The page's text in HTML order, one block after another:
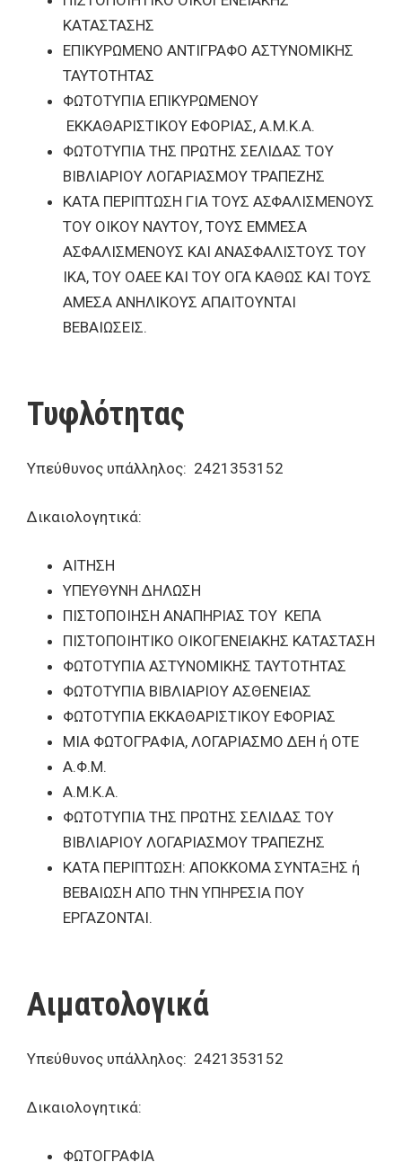
ΚΑΤΑΣΤΑΣΗΣ
ΕΠΙΚΥΡΩΜΕΝΟ ΑΝΤΙΓΡΑΦΟ ΑΣΤΥΝΟΜΙΚΗΣ
ΤΑΥΤΟΤΗΤΑΣ
ΦΩΤΟΤΥΠΙΑ ΕΠΙΚΥΡΩΜΕΝΟΥ
ΕΚΚΑΘΑΡΙΣΤΙΚΟΥ ΕΦΟΡΙΑΣ, Α.Μ.Κ.Α.
ΦΩΤΟΤΥΠΙΑ ΤΗΣ ΠΡΩΤΗΣ ΣΕΛΙΔΑΣ ΤΟΥ
ΒΙΒΛΙΑΡΙΟΥ ΛΟΓΑΡΙΑΣΜΟΥ ΤΡΑΠΕΖΗΣ
ΚΑΤΑ ΠΕΡΙΠΤΩΣΗ ΓΙΑ ΤΟΥΣ ΑΣΦΑΛΙΣΜΕΝΟΥΣ
ΤΟΥ ΟΙΚΟΥ ΝΑΥΤΟΥ, ΤΟΥΣ ΕΜΜΕΣΑ
ΑΣΦΑΛΙΣΜΕΝΟΥΣ ΚΑΙ ΑΝΑΣΦΑΛΙΣΤΟΥΣ ΤΟΥ
ΙΚΑ, ΤΟΥ ΟΑΕΕ ΚΑΙ ΤΟΥ ΟΓΑ ΚΑΘΩΣ ΚΑΙ ΤΟΥΣ
ΑΜΕΣΑ ΑΝΗΛΙΚΟΥΣ ΑΠΑΙΤΟΥΝΤΑΙ
ΒΕΒΑΙΩΣΕΙΣ.
Τυφλότητας
Υπεύθυνος υπάλληλος: 2421353152
Δικαιολογητικά:
ΑΙΤΗΣΗ
ΥΠΕΥΘΥΝΗ ΔΗΛΩΣΗ
ΠΙΣΤΟΠΟΙΗΣΗ ΑΝΑΠΗΡΙΑΣ ΤΟΥ ΚΕΠΑ
ΠΙΣΤΟΠΟΙΗΤΙΚΟ ΟΙΚΟΓΕΝΕΙΑΚΗΣ ΚΑΤΑΣΤΑΣΗ
ΦΩΤΟΤΥΠΙΑ ΑΣΤΥΝΟΜΙΚΗΣ ΤΑΥΤΟΤΗΤΑΣ
ΦΩΤΟΤΥΠΙΑ ΒΙΒΛΙΑΡΙΟΥ ΑΣΘΕΝΕΙΑΣ
ΦΩΤΟΤΥΠΙΑ ΕΚΚΑΘΑΡΙΣΤΙΚΟΥ ΕΦΟΡΙΑΣ
ΜΙΑ ΦΩΤΟΓΡΑΦΙΑ, ΛΟΓΑΡΙΑΣΜΟ ΔΕΗ ή ΟΤΕ
Α.Φ.Μ.
Α.Μ.Κ.Α.
ΦΩΤΟΤΥΠΙΑ ΤΗΣ ΠΡΩΤΗΣ ΣΕΛΙΔΑΣ ΤΟΥ
ΒΙΒΛΙΑΡΙΟΥ ΛΟΓΑΡΙΑΣΜΟΥ ΤΡΑΠΕΖΗΣ
ΚΑΤΑ ΠΕΡΙΠΤΩΣΗ: ΑΠΟΚΚΟΜΑ ΣΥΝΤΑΞΗΣ ή
ΒΕΒΑΙΩΣΗ ΑΠΟ ΤΗΝ ΥΠΗΡΕΣΙΑ ΠΟΥ
ΕΡΓΑΖΟΝΤΑΙ.
Αιματολογικά
Υπεύθυνος υπάλληλος: 2421353152
Δικαιολογητικά:
ΦΩΤΟΓΡΑΦΙΑ